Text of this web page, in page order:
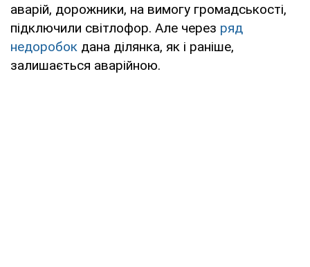
аварій, дорожники, на вимогу громадськості,
підключили світлофор. Але через ряд
недоробок дана ділянка, як і раніше,
залишається аварійною.